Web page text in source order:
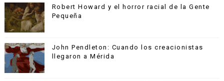
Robert Howard y el horror racial de la Gente
Pequeña
John Pendleton: Cuando los creacionistas
llegaron a Mérida